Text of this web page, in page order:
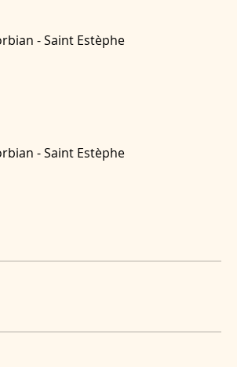
- Saint Estèphe
- Saint Estèphe